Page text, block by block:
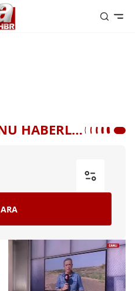
TERÖR OPERASYONU HABERLERİ
ARA